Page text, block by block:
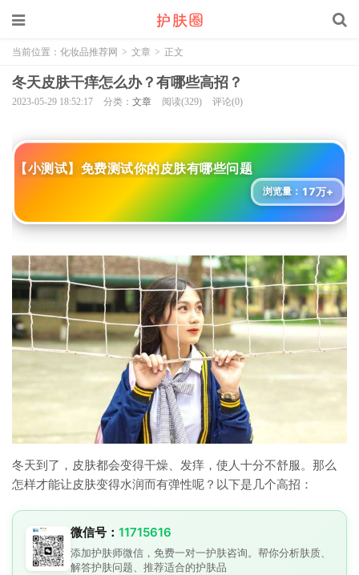
当前位置： 化妆品推荐网 > 文章 > 正文
冬天皮肤干痒怎么办？有哪些高招？
2023-05-29 18:52:17 分类： 文章 阅读(329) 评论(0)
【小测试】免费测试你的皮肤有哪些问题
浏览量： 17万+
冬天到了，皮肤都会变得干燥、发痒，使人十分不舒服。那么
怎样才能让皮肤变得水润而有弹性呢？以下是几个高招：
微信号： 11715616
添加护肤师微信，免费一对一护肤咨询。帮你分析肤质、
解答护肤问题、推荐适合的护肤品